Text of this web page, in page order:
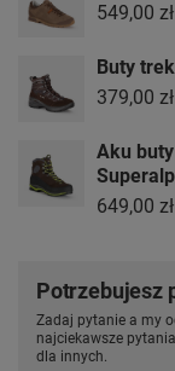
549,00 zł
Buty
379,00 zł
Aku
649,00 zł
Potrzebujesz
Zadaj pytanie a my
najciekawsze
dla innych.